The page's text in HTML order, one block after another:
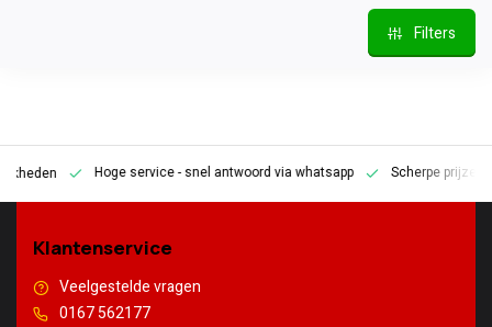
Filters
Hoge service- snel antwoord via whatsapp Scherpe prijzen
Klantenservice
Veelgestelde vragen
0167 562177